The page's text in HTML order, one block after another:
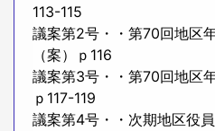
113-115
議案第2号・・第70回地区
（案）ｐ116
議案第3号・・第70回地区
ｐ117-119
議案第4号・・次期地区役